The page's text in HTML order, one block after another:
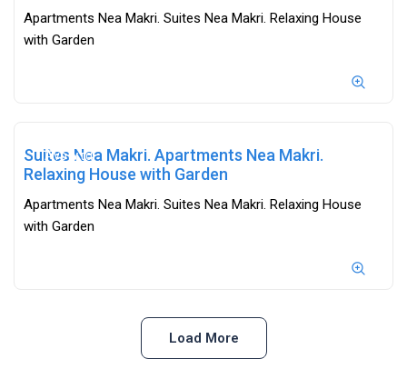
Apartments Nea Makri. Suites Nea Makri. Relaxing House
with Garden
Ανοιχτά
Suites Nea Makri. Apartments Nea Makri.
Relaxing House with Garden
Apartments Nea Makri. Suites Nea Makri. Relaxing House
with Garden
Load More